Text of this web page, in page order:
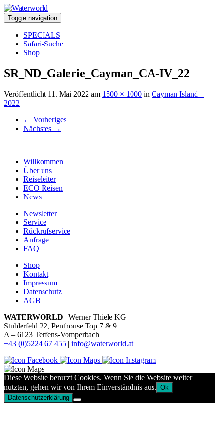
Toggle navigation
SPECIALS
Safari-Suche
Shop
SR_ND_Galerie_Cayman_CA-IV_22
Veröffentlicht 11. Mai 2022 am 1500 × 1000 in Cayman Island –
2022
← Vorheriges
Nächstes →
Willkommen
Über uns
Reiseleiter
ECO Reisen
News
Newsletter
Service
Rückrufservice
Anfrage
FAQ
Shop
Kontakt
Impressum
Datenschutz
AGB
WATERWORLD | Werner Thiele KG
Stublerfeld 22, Penthouse Top 7 & 9
A – 6123 Terfens-Vomperbach
+43 (0)5224 67 455 | info@waterworld.at
Diese Website benutzt Cookies. Wenn Sie die Website weiter
nutzten, gehen wir von Ihrem Einverständnis aus. Ok
Datenschutzerklärung